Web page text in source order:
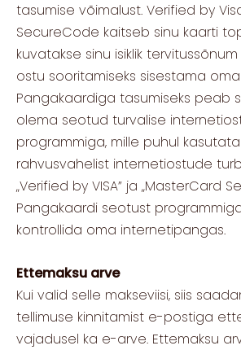
tasumise võimalust. Verified by
SecureCode kaitseb sinu kaarti
kuvatakse sinu isiklik
ostu sooritamiseks sisestama
Pangakaardiga tasumiseks peab
olema seotud turvalise
programmiga, mille puhul
rahvusvahelist internetiostude
„Verified by VISA” ja „MasterCard
Pangakaardi seotust
kontrollida oma internetipangas.
Ettemaksu arve
Kui valid selle makseviisi, siis
tellimuse kinnitamist e-postiga
vajadusel ka e-arve. Ettemaksu